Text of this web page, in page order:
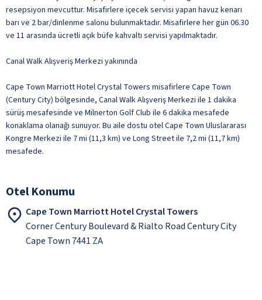
resepsiyon mevcuttur. Misafirlere içecek servisi yapan havuz kenarı
barı ve 2 bar/dinlenme salonu bulunmaktadır. Misafirlere her gün 06.30
ve 11 arasında ücretli açık büfe kahvaltı servisi yapılmaktadır.
Canal Walk Alışveriş Merkezi yakınında
Cape Town Marriott Hotel Crystal Towers misafirlere Cape Town
(Century City) bölgesinde, Canal Walk Alışveriş Merkezi ile 1 dakika
sürüş mesafesinde ve Milnerton Golf Club ile 6 dakika mesafede
konaklama olanağı sunuyor. Bu aile dostu otel Cape Town Uluslararası
Kongre Merkezi ile 7 mi (11,3 km) ve Long Street ile 7,2 mi (11,7 km)
mesafede.
Otel Konumu
Cape Town Marriott Hotel Crystal Towers
Corner Century Boulevard & Rialto Road Century City
Cape Town 7441 ZA